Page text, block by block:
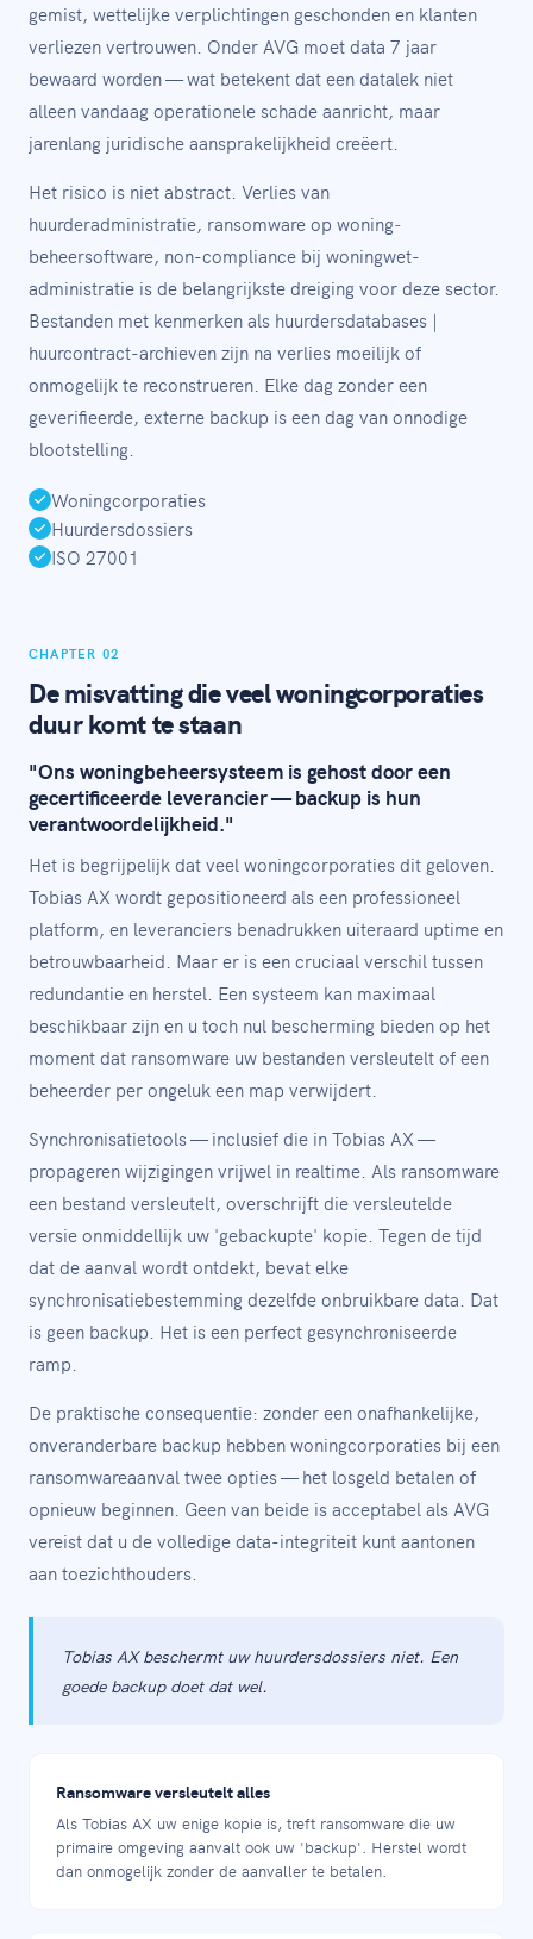
gemist, wettelijke verplichtingen geschonden en klanten
verliezen vertrouwen. Onder AVG moet data 7 jaar
bewaard worden — wat betekent dat een datalek niet
alleen vandaag operationele schade aanricht, maar
jarenlang juridische aansprakelijkheid creëert.
Het risico is niet abstract. Verlies van
huurderadministratie, ransomware op woning­
beheersoftware, non-compliance bij woningwet-
administratie is de belangrijkste dreiging voor deze sector.
Bestanden met kenmerken als huurdersdatabases |
huurcontract-archieven zijn na verlies moeilijk of
onmogelijk te reconstrueren. Elke dag zonder een
geverifieerde, externe backup is een dag van onnodige
blootstelling.
Woningcorporaties
Huurdersdossiers
ISO 27001
CHAPTER 02
De misvatting die veel woningcorporaties
duur komt te staan
"Ons woningbeheersysteem is gehost door een
gecertificeerde leverancier — backup is hun
verantwoordelijkheid."
Het is begrijpelijk dat veel woningcorporaties dit geloven.
Tobias AX wordt gepositioneerd als een professioneel
platform, en leveranciers benadrukken uiteraard uptime en
betrouwbaarheid. Maar er is een cruciaal verschil tussen
redundantie en herstel. Een systeem kan maximaal
beschikbaar zijn en u toch nul bescherming bieden op het
moment dat ransomware uw bestanden versleutelt of een
beheerder per ongeluk een map verwijdert.
Synchronisatietools — inclusief die in Tobias AX —
propageren wijzigingen vrijwel in realtime. Als ransomware
een bestand versleutelt, overschrijft die versleutelde
versie onmiddellijk uw 'gebackupte' kopie. Tegen de tijd
dat de aanval wordt ontdekt, bevat elke
synchronisatiebestemming dezelfde onbruikbare data. Dat
is geen backup. Het is een perfect gesynchroniseerde
ramp.
De praktische consequentie: zonder een onafhankelijke,
onveranderbare backup hebben woningcorporaties bij een
ransomwareaanval twee opties — het losgeld betalen of
opnieuw beginnen. Geen van beide is acceptabel als AVG
vereist dat u de volledige data-integriteit kunt aantonen
aan toezichthouders.
Tobias AX beschermt uw huurdersdossiers niet. Een
goede backup doet dat wel.
Ransomware versleutelt alles
Als Tobias AX uw enige kopie is, treft ransomware die uw
primaire omgeving aanvalt ook uw 'backup'. Herstel wordt
dan onmogelijk zonder de aanvaller te betalen.